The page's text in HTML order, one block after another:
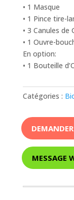
• 1 Masque
• 1 Pince tire-
• 3 Canules de
• 1 Ouvre-
En option:
• 1 Bouteille
Catégories :
MESSAGE